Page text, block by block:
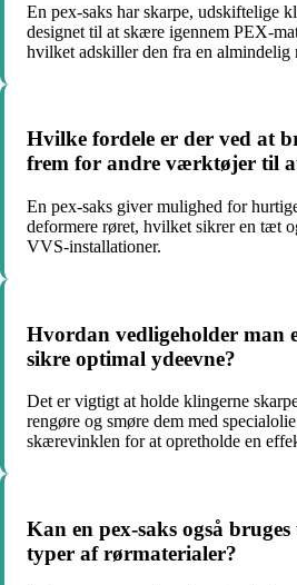
En pex-saks har skarpe, udskiftelige
designet til at skære igennem PEX-
hvilket adskiller den fra en almindelig
Hvilke fordele er der ved at
frem for andre værktøjer til
En pex-saks giver mulighed for
deformere røret, hvilket sikrer en tæt
VVS-installationer.
Hvordan vedligeholder man
sikre optimal ydeevne?
Det er vigtigt at holde klingerne
rengøre og smøre dem med
skærevinklen for at opretholde en
Kan en pex-saks også
typer af rørmaterialer?